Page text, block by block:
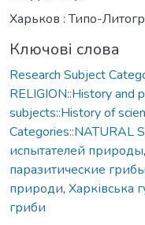
Харьков : Типо-
Ключові слова
Research Subject
RELIGION::History and
subjects::History of
Categories::NATURAL
испытателей природы,
паразитические грибы
природи, Харківська
гриби